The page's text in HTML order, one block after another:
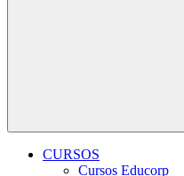
Buscar
CURSOS
Cursos Educorp